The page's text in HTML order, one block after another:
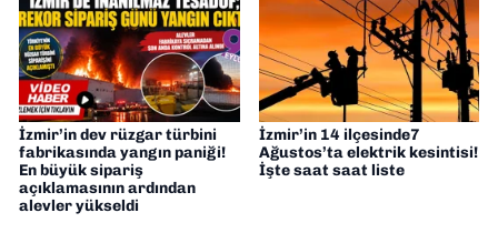
İzmir’in dev rüzgar türbini
fabrikasında yangın paniği!
En büyük sipariş
açıklamasının ardından
alevler yükseldi
İzmir’in 14 ilçesinde7
Ağustos’ta elektrik kesintisi!
İşte saat saat liste